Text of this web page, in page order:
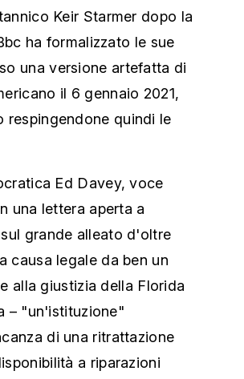
Keir Starmer dopo la
ha formalizzato le sue
una versione artefatta di
il 6 gennaio 2021,
respingendone quindi le
Ed Davey, voce
una lettera aperta a
grande alleato d'oltre
causa legale da ben un
alla giustizia della Florida
– "un'istituzione"
di una ritrattazione
a riparazioni